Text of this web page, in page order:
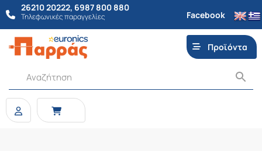
26210 20222, 6987 800 880
Τηλεφωνικές παραγγελίες Facebook
Προϊόντα